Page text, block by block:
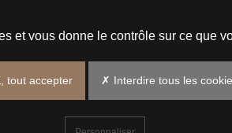
et vous donne le contrôle sur ce que
tout accepter ✗ Interdire tous les